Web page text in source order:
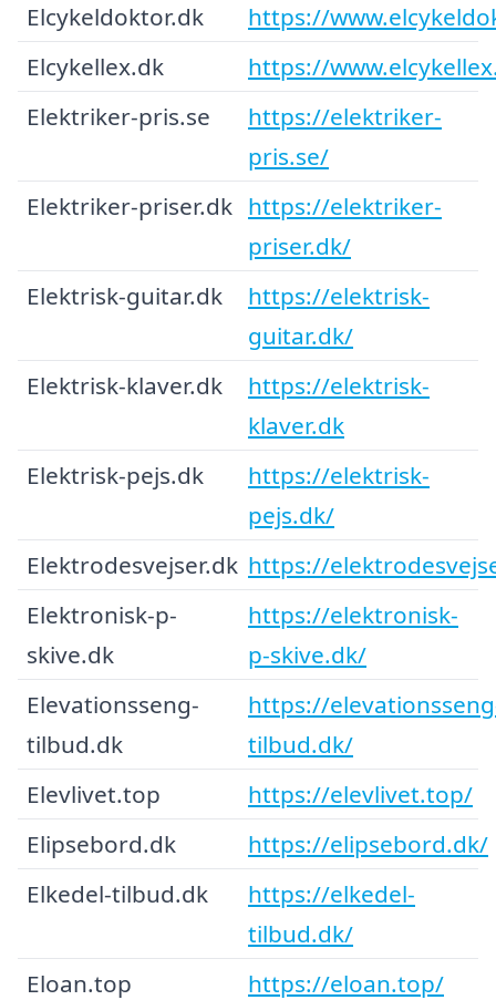
Elcykeldoktor.dk
https://
Elcykellex.dk
https://
Elektriker-pris.se
https://elektriker-
pris.se/
Elektriker-priser.dk https://elektriker-
priser.dk/
Elektrisk-guitar.dk
https://elektrisk-
guitar.dk/
Elektrisk-klaver.dk
https://elektrisk-
klaver.dk
Elektrisk-pejs.dk
https://elektrisk-
pejs.dk/
Elektrodesvejser.dk https://
Elektronisk-p-
skive.dk
https://elektronisk-
p-skive.dk/
Elevationsseng-
tilbud.dk
https://
tilbud.dk/
Elevlivet.top
https://elevlivet.top/
Elipsebord.dk
https://elipsebord.dk/
Elkedel-tilbud.dk
https://elkedel-
tilbud.dk/
Eloan.top
https://eloan.top/